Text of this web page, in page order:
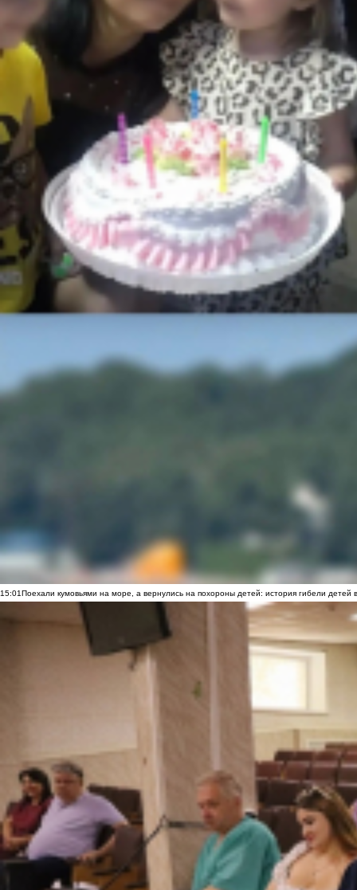
15:01Поехали кумовьями на море, а вернулись на похороны детей: история гибели детей